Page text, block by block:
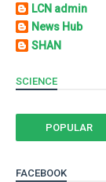
LCN admin
News Hub
SHAN
SCIENCE
POPULAR
FACEBOOK